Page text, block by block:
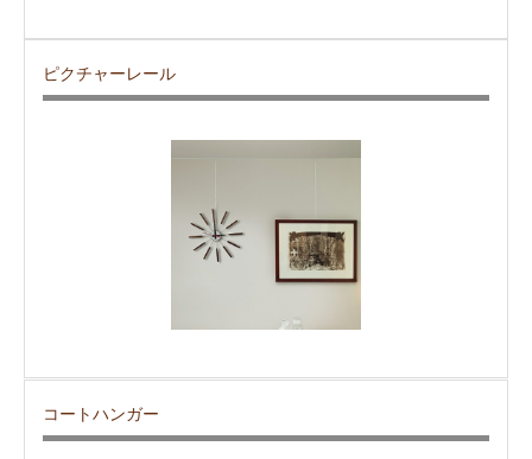
ピクチャーレール
コートハンガー